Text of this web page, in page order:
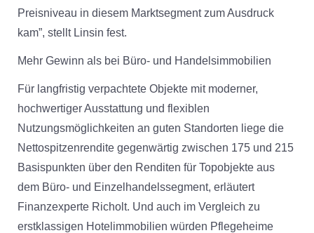
Preisniveau in diesem Marktsegment zum Ausdruck
kam”, stellt Linsin fest.
Mehr Gewinn als bei Büro- und Handelsimmobilien
Für langfristig verpachtete Objekte mit moderner,
hochwertiger Ausstattung und flexiblen
Nutzungsmöglichkeiten an guten Standorten liege die
Nettospitzenrendite gegenwärtig zwischen 175 und 215
Basispunkten über den Renditen für Topobjekte aus
dem Büro- und Einzelhandelssegment, erläutert
Finanzexperte Richolt. Und auch im Vergleich zu
erstklassigen Hotelimmobilien würden Pflegeheime